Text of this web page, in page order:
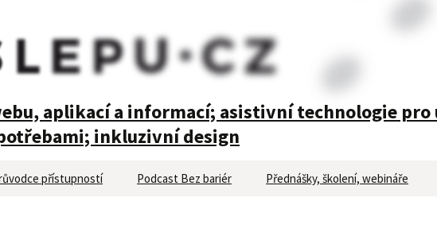
aplikací a informací; asistivní technologie pro
inkluzivní design
přístupností Podcast Bez bariér Přednášky, školení, webináře